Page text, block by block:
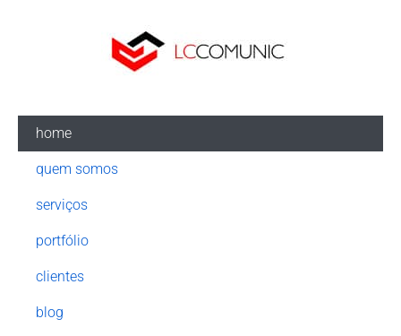
home
quem somos
serviços
portfólio
clientes
blog